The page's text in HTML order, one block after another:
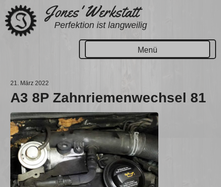
Zum
Inhalt
springen
Jones' Werkstatt
Perfektion ist langweilig
Menü
21. März 2022
A3 8P Zahnriemenwechsel 81